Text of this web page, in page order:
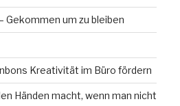
Gekommen um zu bleiben
Kreativität im Büro fördern
Händen macht, wenn man nicht